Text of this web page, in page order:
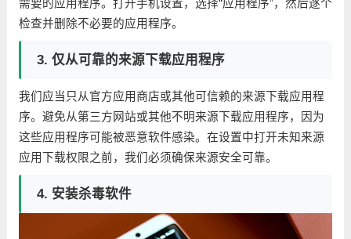
需要的应用程序。打开手机设置，选择“应用程序”，然后逐个
检查并删除不必要的应用程序。
3. 仅从可靠的来源下载应用程序
我们应当只从官方应用商店或其他可信赖的来源下载应用程
序。避免从第三方网站或其他不明来源下载应用程序，因为
这些应用程序可能被恶意软件感染。在设置中打开未知来源
应用下载权限之前，我们必须确保来源安全可靠。
4. 安装杀毒软件